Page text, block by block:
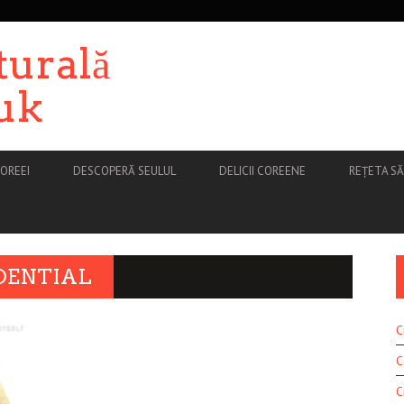
DESCOPERĂ SEULUL DELICII COREENE REȚETA